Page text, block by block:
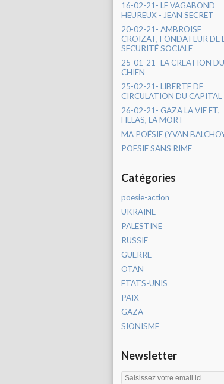
16-02-21- LE VAGABOND
HEUREUX - JEAN SECRET
20-02-21- AMBROISE
CROIZAT, FONDATEUR DE
SECURITÉ SOCIALE
25-01-21- LA CREATION DU
CHIEN
25-02-21- LIBERTE DE
CIRCULATION DU CAPITAL
26-02-21- GAZA LA VIE ET,
HELAS, LA MORT
MA POÉSIE (YVAN
POESIE SANS RIME
Catégories
poesie-action
UKRAINE
PALESTINE
RUSSIE
GUERRE
OTAN
ETATS-UNIS
PAIX
GAZA
SIONISME
Newsletter